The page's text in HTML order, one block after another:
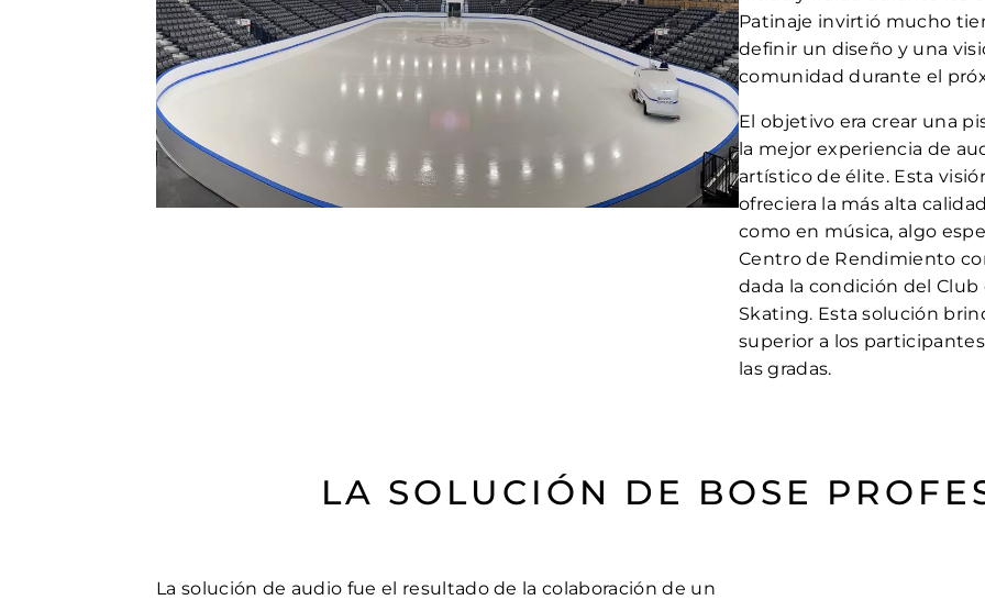
Patinaje invirtió mucho
definir un diseño y una
comunidad durante el
El objetivo era crear una
la mejor experiencia de
artístico de élite. Esta
ofreciera la más alta
como en música, algo
Centro de Rendimiento
dada la condición del
Skating. Esta solución
superior a los
las gradas.
LA SOLUCIÓN DE BOSE
La solución de audio fue el resultado de la colaboración de un